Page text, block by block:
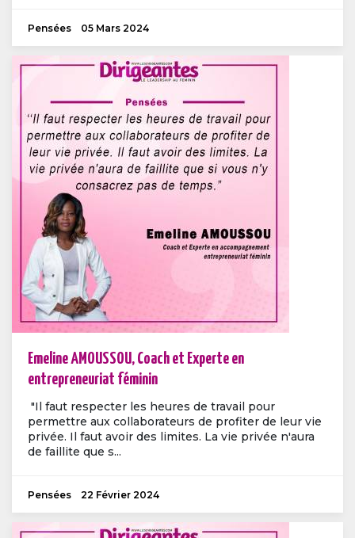
Pensées 05 Mars 2024
Emeline AMOUSSOU, Coach et Experte en
entrepreneuriat féminin
"Il faut respecter les heures de travail pour
permettre aux collaborateurs de profiter de leur vie
privée. Il faut avoir des limites. La vie privée n'aura
de faillite que s...
Pensées 22 Février 2024